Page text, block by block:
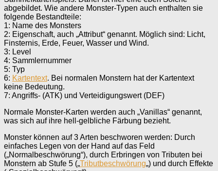
abgebildet. Wie andere Monster-Typen auch enthalten sie
folgende Bestandteile:
1: Name des Monsters
2: Eigenschaft, auch „Attribut“ genannt. Möglich sind: Licht,
Finsternis, Erde, Feuer, Wasser und Wind.
3: Level
4: Sammlernummer
5: Typ
6: Kartentext. Bei normalen Monstern hat der Kartentext
keine Bedeutung.
7: Angriffs- (ATK) und Verteidigungswert (DEF)
Normale Monster-Karten werden auch „Vanillas“ genannt,
was sich auf ihre hell-gelbliche Färbung bezieht.
Monster können auf 3 Arten beschworen werden: Durch
einfaches Legen von der Hand auf das Feld
(„Normalbeschwörung“), durch Erbringen von Tributen bei
Monstern ab Stufe 5 („Tributbeschwörung„) und durch Effekte